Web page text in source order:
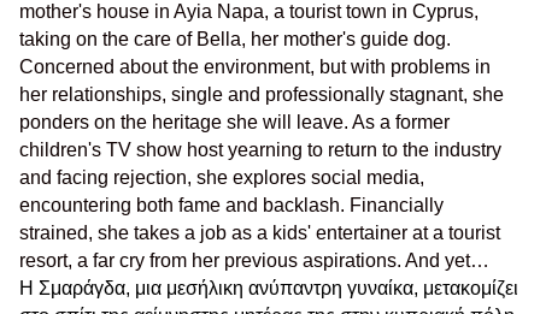
mother's house in Ayia Napa, a tourist town in Cyprus,
taking on the care of Bella, her mother's guide dog.
Concerned about the environment, butwith problems in
her relationships, single and professionally stagnant, she
ponders on the heritage she will leave. As a former
children's TV show host yearning to return to the industry
and facing rejection, she explores social media,
encountering both fame and backlash. Financially
strained, she takes a job as a kids' entertainer at a tourist
resort, a far cry from her previous aspirations. And yet…
Η Σμαράγδα, μια μεσήλικη ανύπαντρη γυναίκα, μετακομίζει